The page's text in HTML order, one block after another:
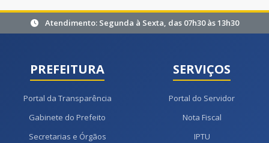
Atendimento: Segunda à Sexta, das 07h30 às 13h30
PREFEITURA
Portal da Transparência
Gabinete do Prefeito
Secretarias e Órgãos
SERVIÇOS
Portal do Servidor
Nota Fiscal
IPTU